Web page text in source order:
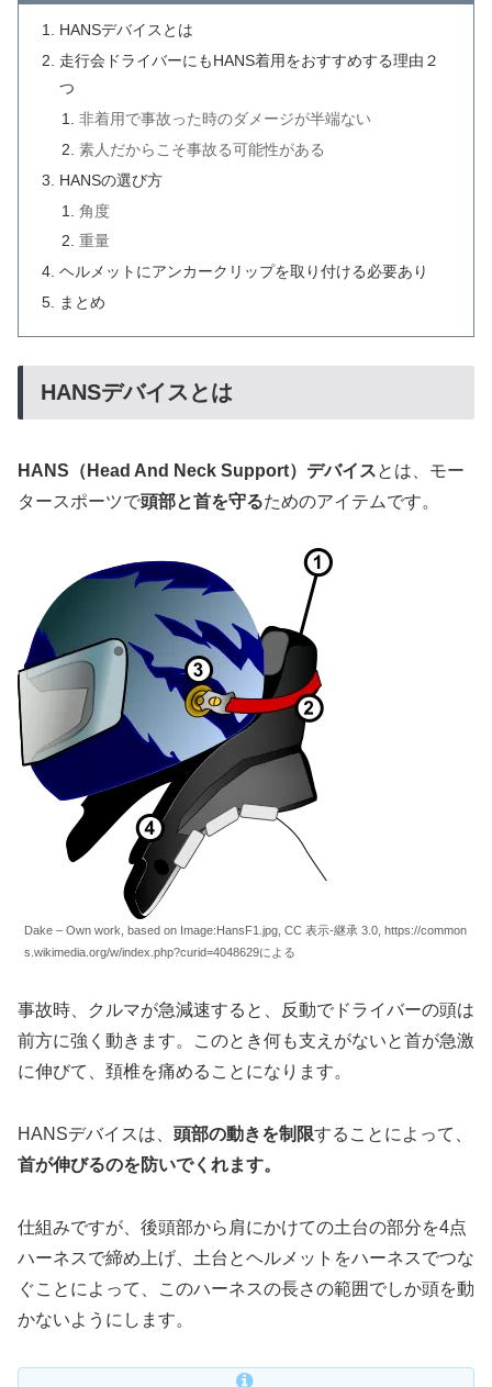
HANSデバイスとは
走行会ドライバーにもHANS着用をおすすめする理由２
つ
非着用で事故った時のダメージが半端ない
素人だからこそ事故る可能性がある
HANSの選び方
角度
重量
ヘルメットにアンカークリップを取り付ける必要あり
まとめ
HANSデバイスとは
HANS（Head And Neck Support）デバイスとは、モー
タースポーツで頭部と首を守るためのアイテムです。
Dake – Own work, based on Image:HansF1.jpg, CC 表示-継承 3.0, https://common
s.wikimedia.org/w/index.php?curid=4048629による
事故時、クルマが急減速すると、反動でドライバーの頭は
前方に強く動きます。このとき何も支えがないと首が急激
に伸びて、頚椎を痛めることになります。
HANSデバイスは、 頭部の動きを制限することによって、
首が伸びるのを防いでくれます。
仕組みですが、後頭部から肩にかけての土台の部分を4点
ハーネスで締め上げ、土台とヘルメットをハーネスでつな
ぐことによって、このハーネスの長さの範囲でしか頭を動
かないようにします。